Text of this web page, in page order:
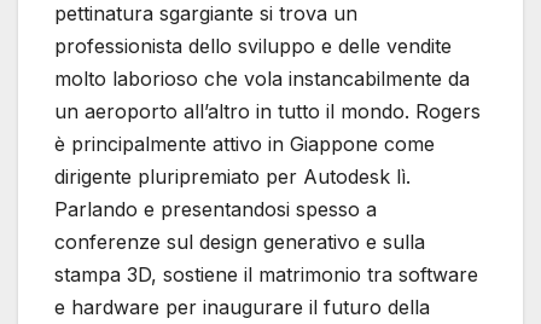
pettinatura sgargiante si trova un
professionista dello sviluppo e delle vendite
molto laborioso che vola instancabilmente da
un aeroporto all’altro in tutto il mondo. Rogers
è principalmente attivo in Giappone come
dirigente pluripremiato per Autodesk lì.
Parlando e presentandosi spesso a
conferenze sul design generativo e sulla
stampa 3D, sostiene il matrimonio tra software
e hardware per inaugurare il futuro della